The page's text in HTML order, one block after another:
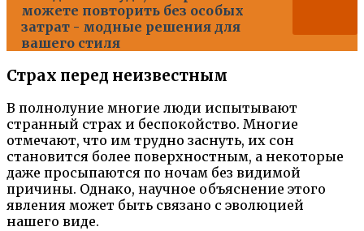
можете повторить без особых
затрат - модные решения для
вашего стиля
Страх перед неизвестным
В полнолуние многие люди испытывают
странный страх и беспокойство. Многие
отмечают, что им трудно заснуть, их сон
становится более поверхностным, а некоторые
даже просыпаются по ночам без видимой
причины. Однако, научное объяснение этого
явления может быть связано с эволюцией
нашего виде.